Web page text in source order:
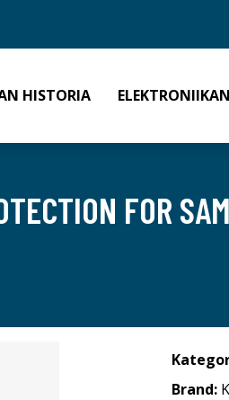
HISTORIA
FOR
Brand: